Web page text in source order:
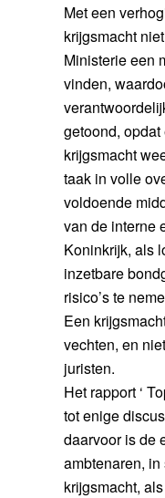
Met een
krijgsmacht
Ministerie een
vinden,
getoond,
krijgsmacht
taak in volle
voldoende
van de interne
Koninkrijk, als
inzetbare
risico’s te
Een
vechten, en
juristen.
Het rapport ‘
tot enige
daarvoor is de
ambtenaren,
krijgsmacht,